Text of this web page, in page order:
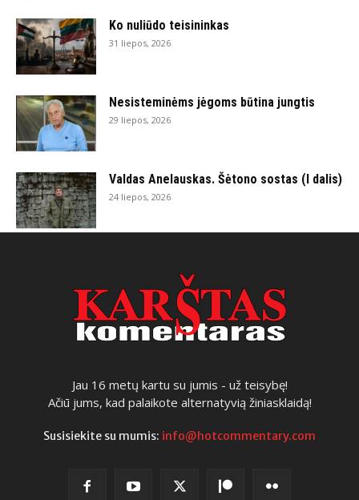
Ko nuliūdo teisininkas
31 liepos, 2026
Nesisteminėms jėgoms būtina jungtis
29 liepos, 2026
Valdas Anelauskas. Šėtono sostas (I dalis)
24 liepos, 2026
Jau 16 metų kartu su jumis - už teisybę!
Ačiū jums, kad palaikote alternatyvią žiniasklaidą!
Susisiekite su mumis: info@hotcommentary.com